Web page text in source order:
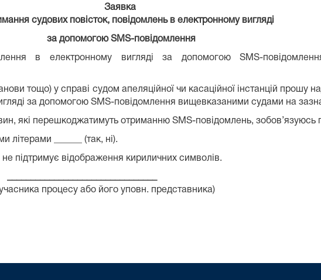
Заявка
судових повісток, повідомлень в електронному вигляді
за допомогою SMS-повідомлення
в електронному вигляді за допомогою SMS-
тощо) у справі судом апеляційної чи касаційної інстанцій прошу
за допомогою SMS-повідомлення вищевказаними судами на
які перешкоджатимуть отриманню SMS-повідомлень, зобов’язуюсь
літерами ______ (так, ні).
підтримує відображення кириличних символів.
________________________________
його уповн. представника)